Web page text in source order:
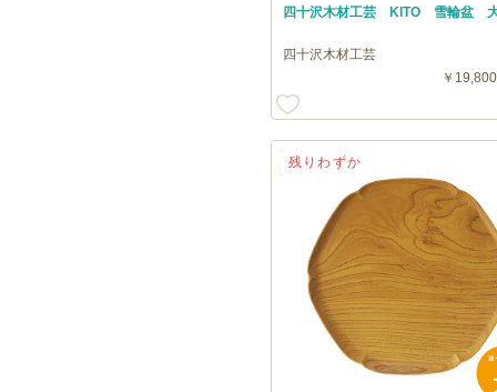
四十沢木材工芸 KITO 雪輪盆
四十沢木材工芸
￥
送料無料
残りわずか